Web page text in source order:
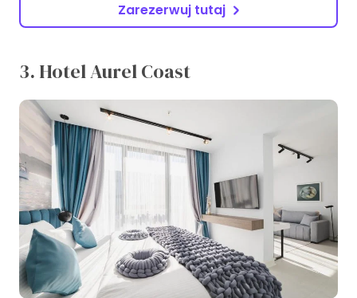
Zarezerwuj tutaj
3. Hotel Aurel Coast